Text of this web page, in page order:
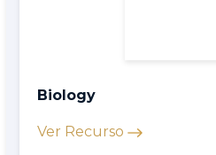
Biology
Ver Recurso